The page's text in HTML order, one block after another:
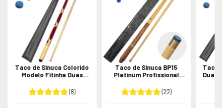
Taco de Sinuca Colorido
Modelo Fitinha Duas
(8)
Taco de Sinuca BP15
Platinum Profissional
(22)
Taco
Duas